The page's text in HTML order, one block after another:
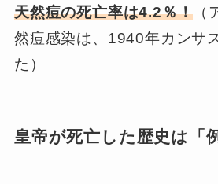
天然痘の死亡率は4.2％！
然痘感染は、1940年カンサ
た）
皇帝が死亡した歴史は「